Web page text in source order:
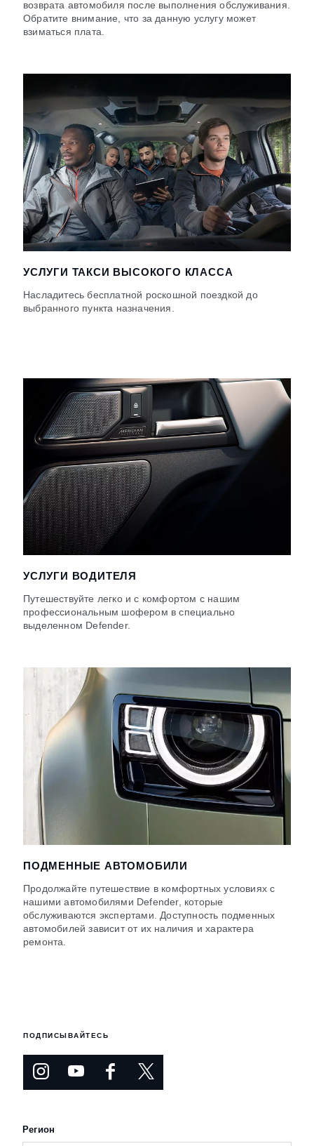
возврата автомобиля после выполнения обслуживания.
Обратите внимание, что за данную услугу может
взиматься плата.
УСЛУГИ ТАКСИ ВЫСОКОГО КЛАССА
Насладитесь бесплатной роскошной поездкой до
выбранного пункта назначения.
УСЛУГИ ВОДИТЕЛЯ
Путешествуйте легко и с комфортом с нашим
профессиональным шофером в специально
выделенном Defender.
ПОДМЕННЫЕ АВТОМОБИЛИ
Продолжайте путешествие в комфортных условиях с
нашими автомобилями Defender, которые
обслуживаются экспертами. Доступность подменных
автомобилей зависит от их наличия и характера
ремонта.
ПОДПИСЫВАЙТЕСЬ
Регион